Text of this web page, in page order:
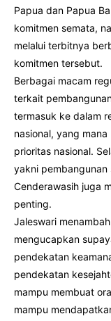
Papua dan Papua
komitmen semata,
melalui terbitnya
komitmen tersebut.
Berbagai macam
terkait
termasuk ke dalam
nasional, yang
prioritas nasional.
yakni pembangunan
Cenderawasih juga
penting.
Jaleswari
mengucapkan
pendekatan
pendekatan
mampu membuat
mampu